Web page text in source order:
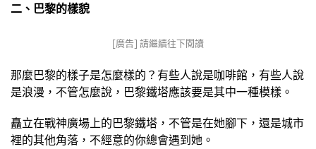
二、巴黎的樣貌
[廣告] 請繼續往下閱讀
那麼巴黎的樣子是怎麼樣的？有些人說是咖啡館，有些人說
是浪漫，不管怎麼說，巴黎鐵塔應該要是其中一種模樣。
矗立在戰神廣場上的巴黎鐵塔，不管是在她腳下，還是城市
裡的其他角落，不經意的你總會遇到她。